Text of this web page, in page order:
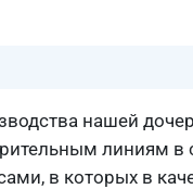
нашей
линиям в
в которых в